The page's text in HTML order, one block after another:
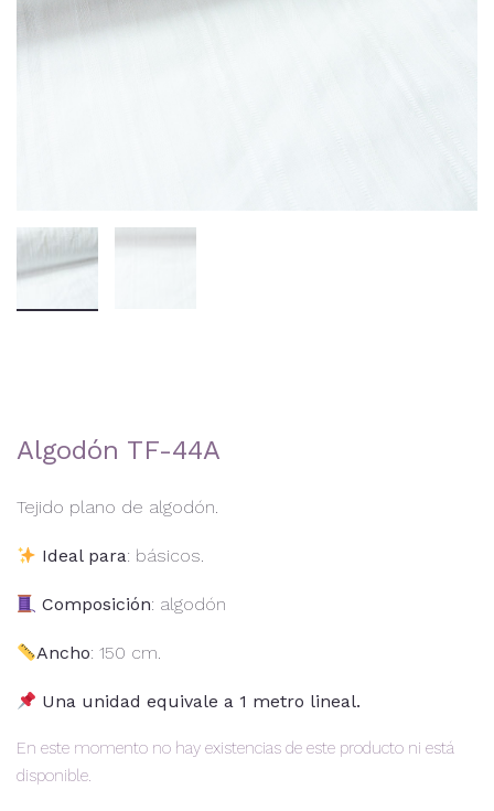
Algodón TF-44A
Tejido plano de algodón.
Ideal para: básicos.
Composición: algodón
Ancho: 150 cm.
Una unidad equivale a 1 metro lineal.
En este momento no hay existencias de este producto ni está
disponible.